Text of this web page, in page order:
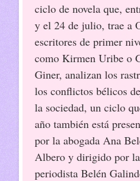
ciclo de novela que,
y el 24 de julio, trae a
escritores de primer
como Kirmen Uribe o
Giner, analizan los
los conflictos bélicos
la sociedad, un ciclo
año también está
por la abogada Ana
Albero y dirigido por la
periodista Belén